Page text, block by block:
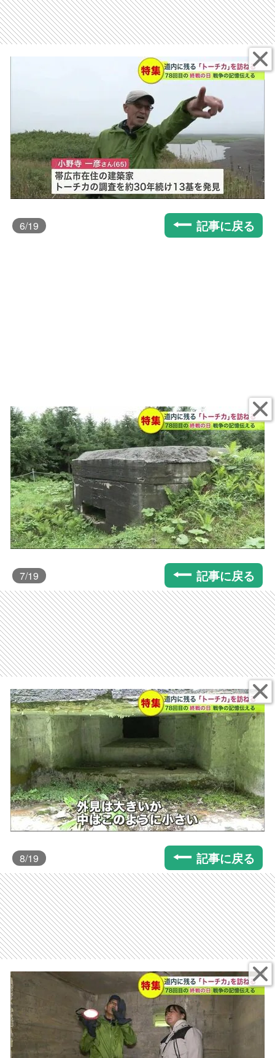
6/19 記事に戻る
7/19 記事に戻る
8/19 記事に戻る